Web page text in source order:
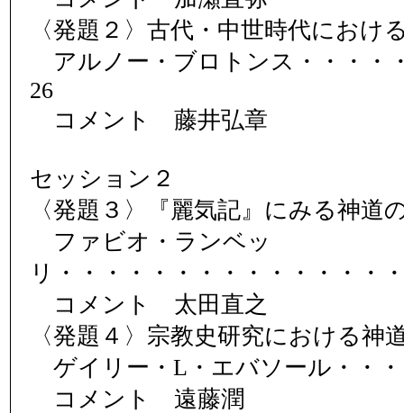
〈発題２〉古代・中世時代にお
アルノー・ブロトンス・・・・
26
コメント 藤井弘章
セッション２
〈発題３〉『麗気記』にみる神道
ファビオ・ランベッ
リ・・・・・・・・・・・・・・
コメント 太田直之
〈発題４〉宗教史研究における神
ゲイリー・L・エバソール・・・
コメント 遠藤潤